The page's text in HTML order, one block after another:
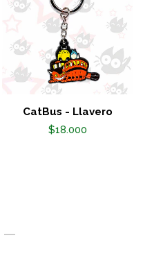
CatBus - Llavero
$18.000